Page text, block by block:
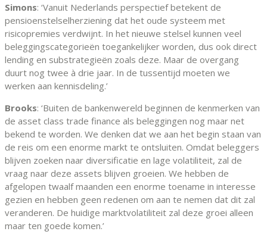
Simons: ‘Vanuit Nederlands perspectief betekent de
pensioenstelselherziening dat het oude systeem met
risicopremies verdwijnt. In het nieuwe stelsel kunnen veel
beleggingscategorieën toegankelijker worden, dus ook direct
lending en substrategieën zoals deze. Maar de overgang
duurt nog twee à drie jaar. In de tussentijd moeten we
werken aan kennisdeling.’
Brooks: ‘Buiten de bankenwereld beginnen de kenmerken van
de asset class trade finance als beleggingen nog maar net
bekend te worden. We denken dat we aan het begin staan van
de reis om een enorme markt te ontsluiten. Omdat beleggers
blijven zoeken naar diversificatie en lage volatiliteit, zal de
vraag naar deze assets blijven groeien. We hebben de
afgelopen twaalf maanden een enorme toename in interesse
gezien en hebben geen redenen om aan te nemen dat dit zal
veranderen. De huidige marktvolatiliteit zal deze groei alleen
maar ten goede komen.’